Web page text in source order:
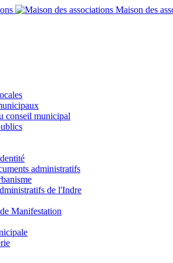
Maison des
conseil municipal
administratifs
de l'Indre
Manifestation